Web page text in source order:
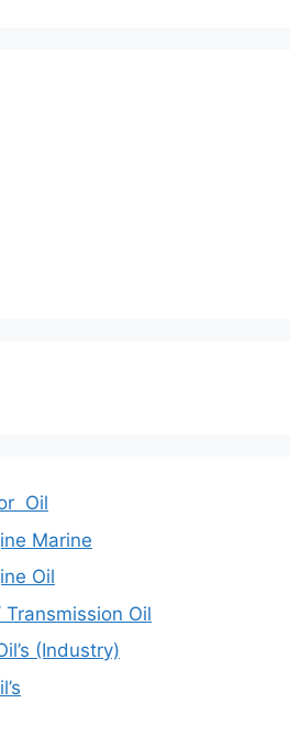
Oil
Marine
Oil
Oil
(Industry)